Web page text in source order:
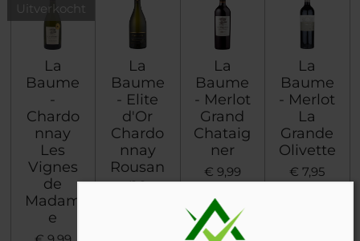
Uitverkocht
La
Baume
-
Chardo
nnay
Les
Vignes
de
Madam
e
La
Baume
- Elite
d'Or
Chardo
nnay
Rousan
ne
La
Baume
- Merlot
Grand
Chataig
ner
€ 9,99
La
Baume
- Merlot
La
Grande
Olivette
€ 7,95